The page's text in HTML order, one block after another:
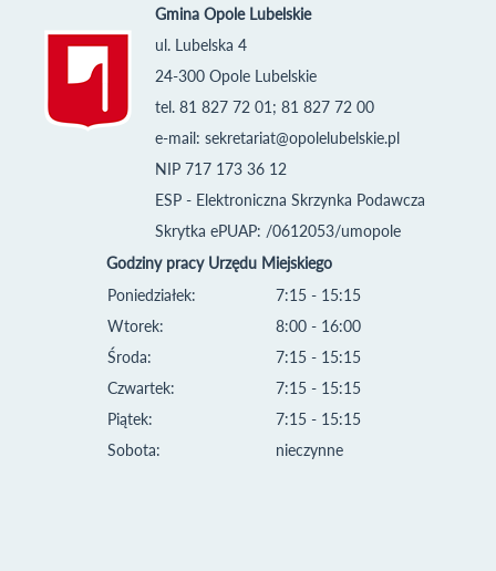
Gmina Opole Lubelskie
ul. Lubelska 4
24-300 Opole Lubelskie
tel. 81 827 72 01; 81 827 72 00
e-mail: sekretariat@opolelubelskie.pl
NIP 717 173 36 12
ESP - Elektroniczna Skrzynka Podawcza
Skrytka ePUAP: /0612053/umopole
Godziny pracy Urzędu Miejskiego
Poniedziałek:
Wtorek:
Środa:
Czwartek:
Piątek:
Sobota:
7:15 - 15:15
8:00 - 16:00
7:15 - 15:15
7:15 - 15:15
7:15 - 15:15
nieczynne